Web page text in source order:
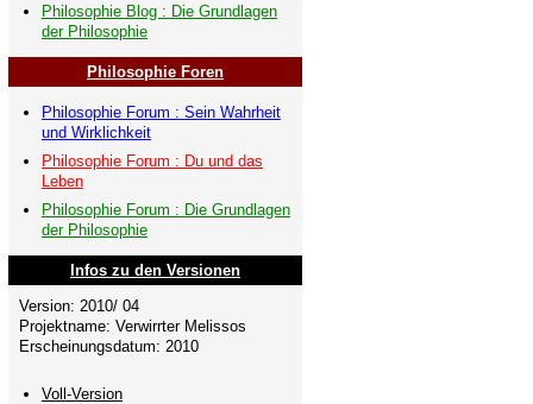
Philosophie Blog : Die Grundlagen
der Philosophie
Philosophie Foren
Philosophie Forum : Sein Wahrheit
und Wirklichkeit
Philosophie Forum : Du und das
Leben
Philosophie Forum : Die Grundlagen
der Philosophie
Infos zu den Versionen
Version: 2010/ 04
Projektname: Verwirrter Melissos
Erscheinungsdatum: 2010
Voll-Version